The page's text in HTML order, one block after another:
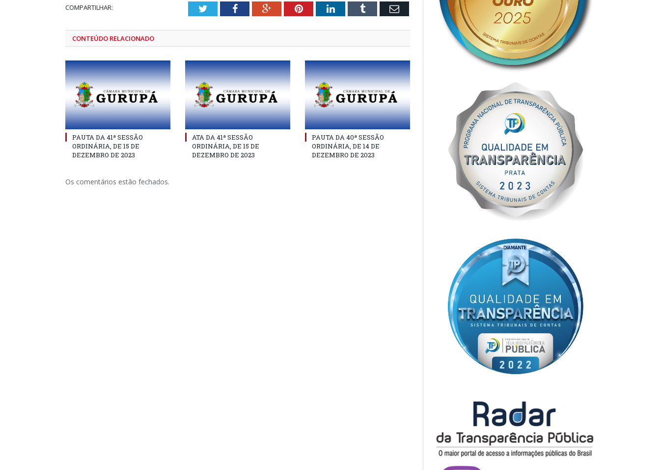
COMPARTILHAR: TwitterFacebookGoogle+PinterestLinkedInTumblr Email
CONTEÚDO RELACIONADO
PAUTA DA 41ª SESSÃO
ORDINÁRIA, DE 15 DE
DEZEMBRO DE 2023
ATA DA 41ª SESSÃO
ORDINÁRIA, DE 15 DE
DEZEMBRO DE 2023
PAUTA DA 40ª SESSÃO
ORDINÁRIA, DE 14 DE
DEZEMBRO DE 2023
Os comentários estão fechados.